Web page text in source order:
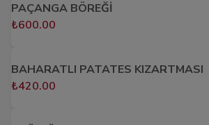
PAÇANGA BÖREĞİ
₺600.00
BAHARATLI PATATES KIZARTMASI
₺420.00